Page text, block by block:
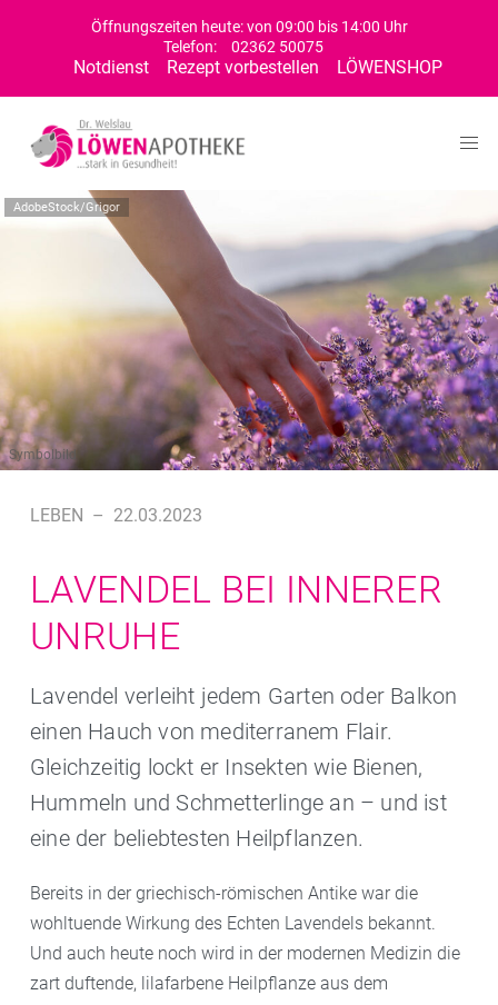
Öffnungszeiten heute: von 09:00 bis 14:00 Uhr
Telefon:
02362 50075
Notdienst Rezept vorbestellen LÖWENSHOP
AdobeStock/Grigor
Symbolbild
LEBEN – 22.03.2023
LAVENDEL BEI INNERER
UNRUHE
Lavendel verleiht jedem Garten oder Balkon
einen Hauch von mediterranem Flair.
Gleichzeitig lockt er Insekten wie Bienen,
Hummeln und Schmetterlinge an – und ist
eine der beliebtesten Heilpflanzen.
Bereits in der griechisch-römischen Antike war die
wohltuende Wirkung des Echten Lavendels bekannt.
Und auch heute noch wird in der modernen Medizin die
zart duftende, lilafarbene Heilpflanze aus dem